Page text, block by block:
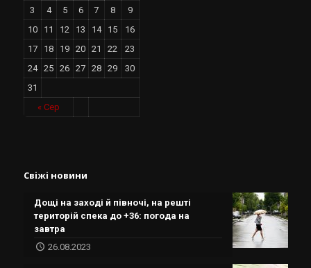
« Сер
3
4 5 6 7 8
9
10
11 12 13 14 15
16
17
18 19 20 21 22
23
24
25 26 27 28 29
30
31
Свіжі новини
Дощі на заході й півночі, на решті
територій спека до +36: погода на
завтра
26.08.2023